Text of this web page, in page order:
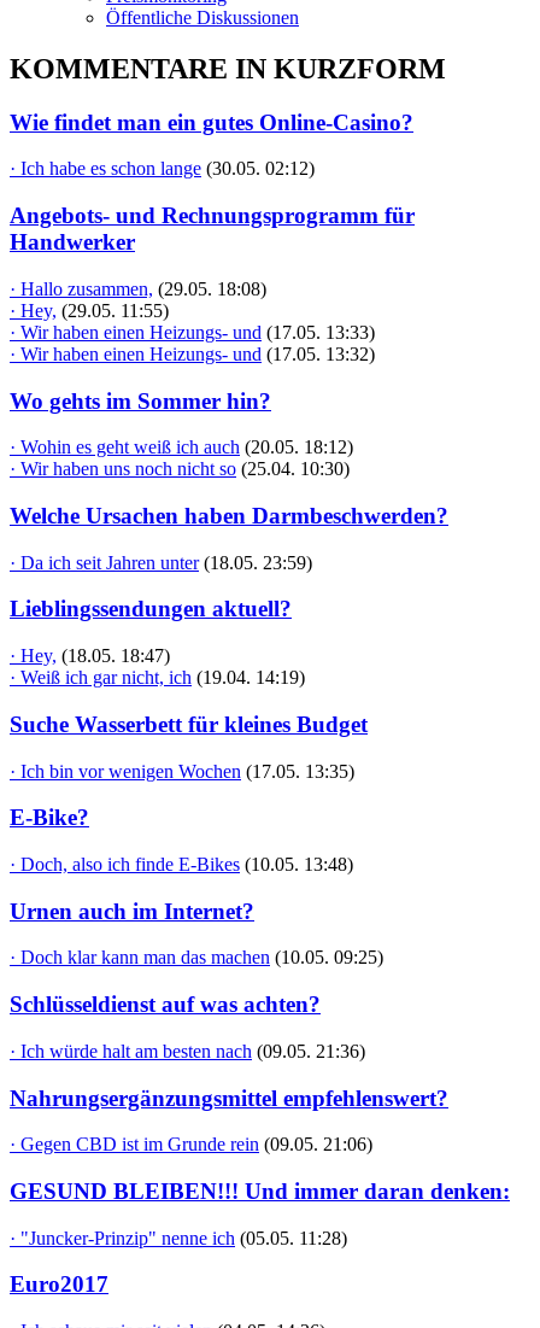
Öffentliche Diskussionen
KOMMENTARE IN KURZFORM
Wie findet man ein gutes Online-Casino?
· Ich habe es schon lange (30.05. 02:12)
Angebots- und Rechnungsprogramm für
Handwerker
· Hallo zusammen, (29.05. 18:08)
· Hey, (29.05. 11:55)
· Wir haben einen Heizungs- und (17.05. 13:33)
· Wir haben einen Heizungs- und (17.05. 13:32)
Wo gehts im Sommer hin?
· Wohin es geht weiß ich auch (20.05. 18:12)
· Wir haben uns noch nicht so (25.04. 10:30)
Welche Ursachen haben Darmbeschwerden?
· Da ich seit Jahren unter (18.05. 23:59)
Lieblingssendungen aktuell?
· Hey, (18.05. 18:47)
· Weiß ich gar nicht, ich (19.04. 14:19)
Suche Wasserbett für kleines Budget
· Ich bin vor wenigen Wochen (17.05. 13:35)
E-Bike?
· Doch, also ich finde E-Bikes (10.05. 13:48)
Urnen auch im Internet?
· Doch klar kann man das machen (10.05. 09:25)
Schlüsseldienst auf was achten?
· Ich würde halt am besten nach (09.05. 21:36)
Nahrungsergänzungsmittel empfehlenswert?
· Gegen CBD ist im Grunde rein (09.05. 21:06)
GESUND BLEIBEN!!! Und immer daran denken:
· "Juncker-Prinzip" nenne ich (05.05. 11:28)
Euro2017